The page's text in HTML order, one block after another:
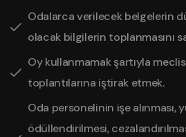
Odalarca verilecek belgelerin
olacak bilgilerin toplanmasını
Oy kullanmamak şartıyla
toplantılarına iştirak etmek.
Oda personelinin işe alınması,
ödüllendirilmesi,